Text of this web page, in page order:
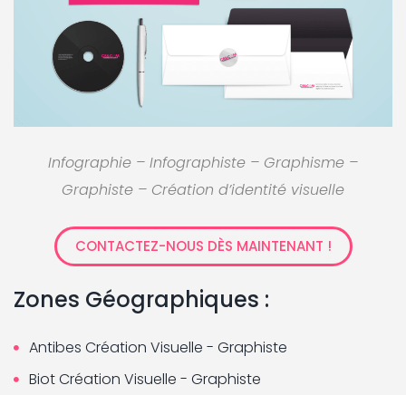
Infographie – Infographiste – Graphisme –
Graphiste – Création d’identité visuelle
CONTACTEZ-NOUS DÈS MAINTENANT !
Zones Géographiques :
Antibes Création Visuelle - Graphiste
Biot Création Visuelle - Graphiste